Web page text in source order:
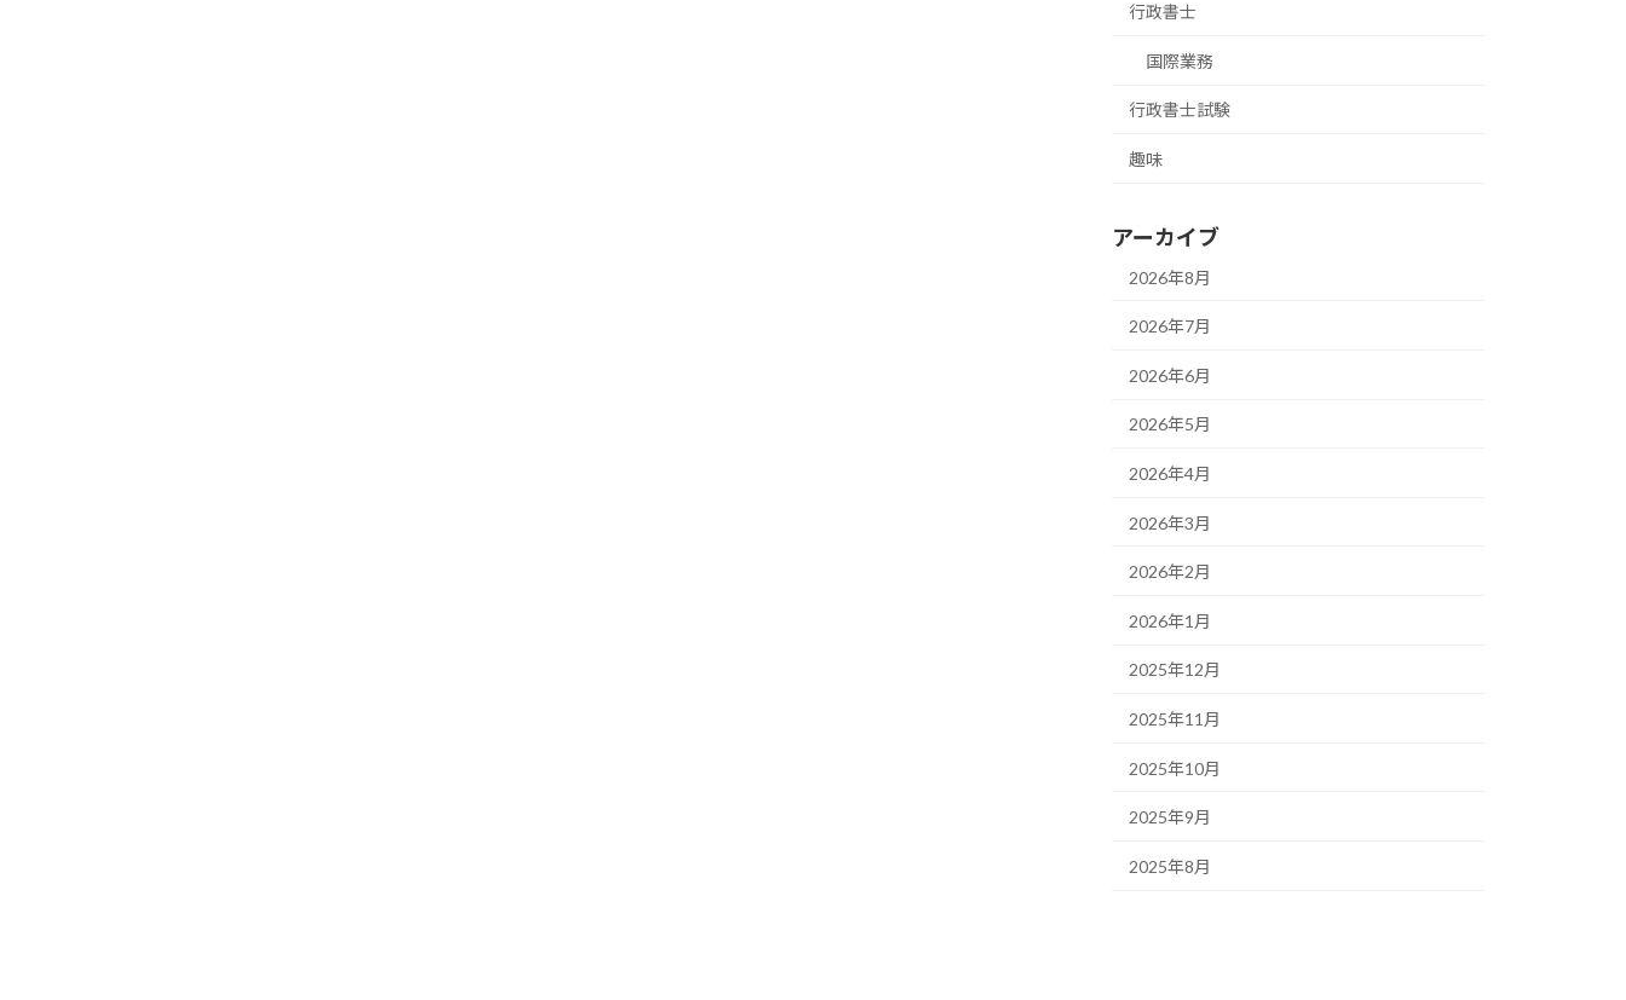
行政書士
国際業務
行政書士試験
趣味
アーカイブ
2026年8月
2026年7月
2026年6月
2026年5月
2026年4月
2026年3月
2026年2月
2026年1月
2025年12月
2025年11月
2025年10月
2025年9月
2025年8月